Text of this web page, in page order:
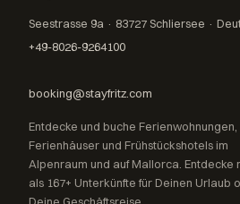
Seestrasse 9a · 83727 Schliersee ·
+49-8026-9264100
booking@stayfritz.com
Entdecke und buche Ferienwohnungen,
Ferienhäuser und Frühstückshotels im
Alpenraum und auf Mallorca. Entdecke
als 167+ Unterkünfte für Deinen Urlaub